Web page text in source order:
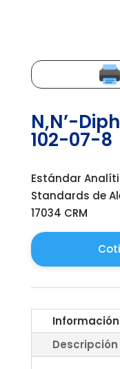
N,N’-
102-07-8
Estándar
Standards de
17034 CRM
Descripción